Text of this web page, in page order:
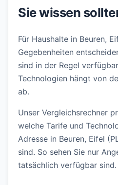
Sie wissen
Für Haushalte in Beuren,
Gegebenheiten
sind in der Regel
Technologien hängt von
ab.
Unser Vergleichsrechner
welche Tarife und
Adresse in Beuren, Eifel
sind. So sehen Sie nur
tatsächlich verfügbar sind.